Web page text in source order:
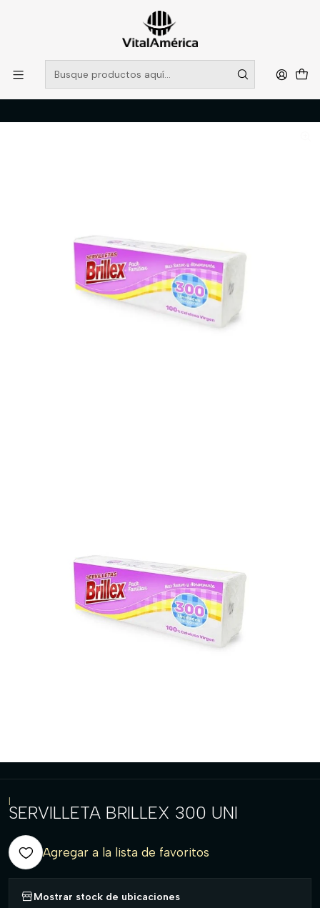
POR SISTEMA FRONTAL SOLO RETIROS EN TIENDA, DESDE
MUCHAS GRACIAS +569 5956 2237
Leer más
Inicio Catálogo LIMPIEZA E HIGENE INDUSTRIAL
PAPELERIA
SERVILLETA BRILLEX 300 UNI
|
SERVILLETA BRILLEX 300 UNI
Agregar a la lista de favoritos
Mostrar stock de ubicaciones